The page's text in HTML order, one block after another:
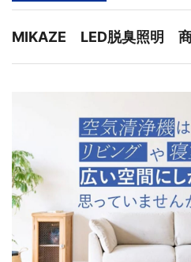
最新情報
環境への取り組み
MIKAZE LED脱臭照明 商